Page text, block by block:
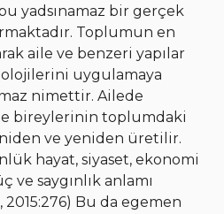
yadsınamaz bir gerçek
Toplumun en
aile ve benzeri yapılar
uygulamaya
nimettir. Ailede
bireylerinin toplumdaki
ve yeniden üretilir.
hayat, siyaset, ekonomi
ve saygınlık anlamı
2015:276) Bu da egemen